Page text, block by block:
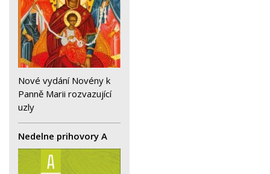
Nové vydání Novény k
Panně Marii rozvazující
uzly
Nedelne prihovory A